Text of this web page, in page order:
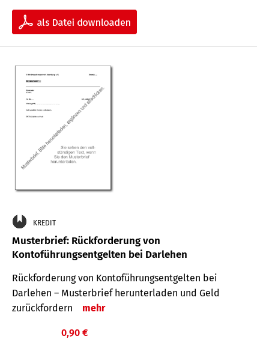
KREDIT
Musterbrief: Rückforderung von
Kontoführungsentgelten bei Darlehen
Rückforderung von Kontoführungsentgelten bei
Darlehen – Musterbrief herunterladen und Geld
zurückfordern
mehr
0,90 €